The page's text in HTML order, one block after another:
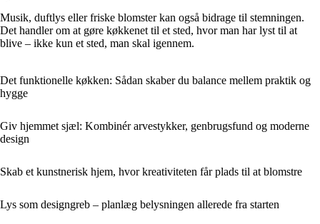
Musik, duftlys eller friske blomster kan også bidrage til stemningen.
Det handler om at gøre køkkenet til et sted, hvor man har lyst til at
blive – ikke kun et sted, man skal igennem.
Det funktionelle køkken: Sådan skaber du balance mellem praktik og
hygge
Giv hjemmet sjæl: Kombinér arvestykker, genbrugsfund og moderne
design
Skab et kunstnerisk hjem, hvor kreativiteten får plads til at blomstre
Lys som designgreb – planlæg belysningen allerede fra starten